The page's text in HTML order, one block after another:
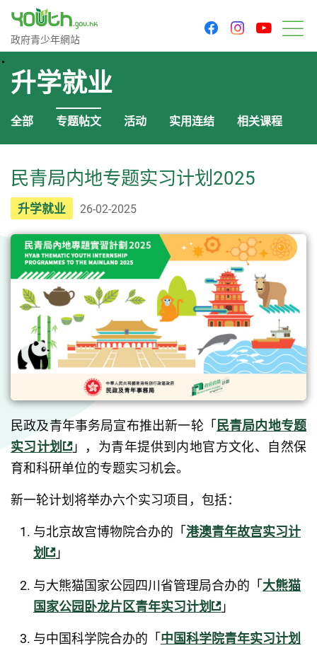
政府青少年网站
政府青少年網站
facebookinstagram
升学就业
全部 专题帖文 活动 实用连结 相关课程
民青局内地专题实习计划2025
升学就业 26-02-2025
民政及青年事务局宣布推出新一轮「民青局内地专题
实习计划
」，为青年提供到内地官方文化、自然保
育和科研单位的专题实习机会。
新一轮计划将举办六个实习项目，包括：
与北京故宫博物院合办的「港澳青年故宫实习计
划 」
与大熊猫国家公园四川省管理局合办的「大熊猫
国家公园卧龙片区青年实习计划 」
与中国科学院合办的「中国科学院青年实习计划